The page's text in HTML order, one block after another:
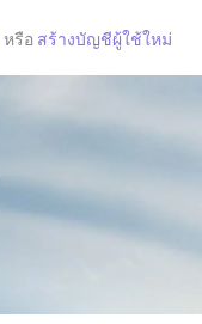
หรือ สร้างบัญชีผู้ใช้ใหม่